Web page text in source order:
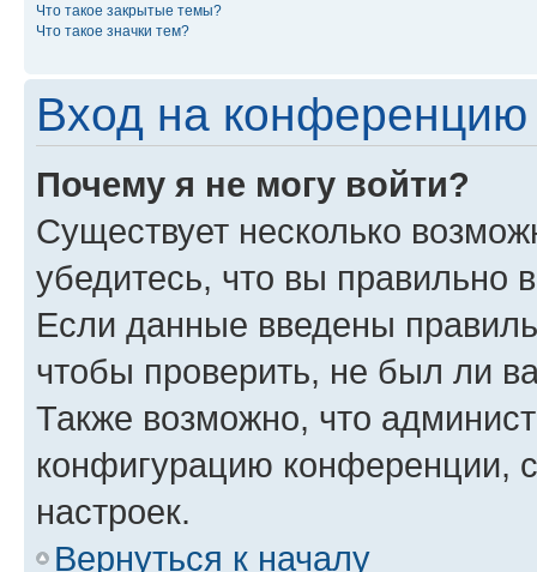
Что такое закрытые темы?
Что такое значки тем?
Вход на конференцию
Почему я не могу войти?
Существует несколько
убедитесь, что вы правильно
Если данные введены
чтобы проверить, не был ли
Также возможно, что
конфигурацию конференции,
настроек.
Вернуться к началу